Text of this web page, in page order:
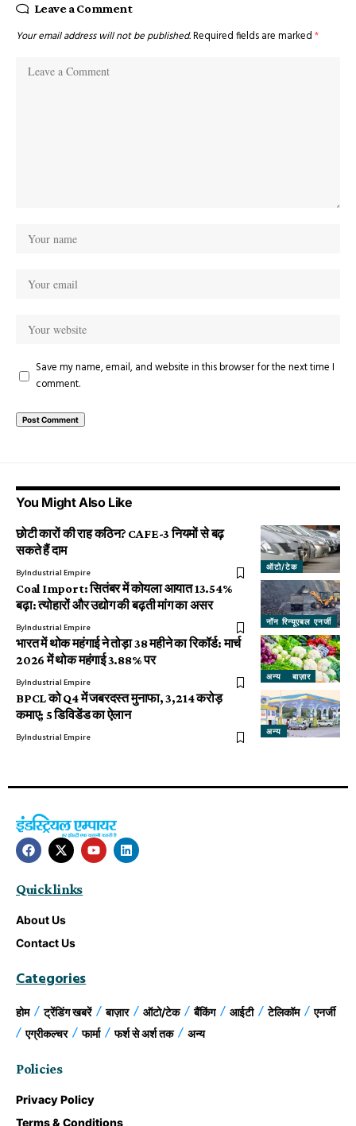
Leave a Comment
Your email address will not be published.Required fields are marked *
Save my name, email, and website in this browser for the next time I
comment.
You Might Also Like
ऑटो/टेक
छोटी कारों की राह कठिन? CAFE-3 नियमों से बढ़
सकते हैं दाम
ByIndustrial Empire
नॉन रिन्यूएबल एनर्जी
Coal Import: सितंबर में कोयला आयात 13.54%
बढ़ा: त्योहारों और उद्योग की बढ़ती मांग का असर
ByIndustrial Empire
अन्य बाज़ार
भारत में थोक महंगाई ने तोड़ा 38 महीने का रिकॉर्ड: मार्च
2026 में थोक महंगाई 3.88% पर
ByIndustrial Empire
अन्य
BPCL को Q4 में जबरदस्त मुनाफा, ₹3,214 करोड़
कमाए; ₹5 डिविडेंड का ऐलान
ByIndustrial Empire
Quick links
About Us
Contact Us
Categories
होम ट्रेंडिंग खबरें बाज़ार ऑटो/टेक बैंकिंग आईटी टेलिकॉम
एनर्जी
एग्रीकल्चर
फार्मा फर्श से अर्श तक अन्य
Policies
Privacy Policy
Terms & Conditions